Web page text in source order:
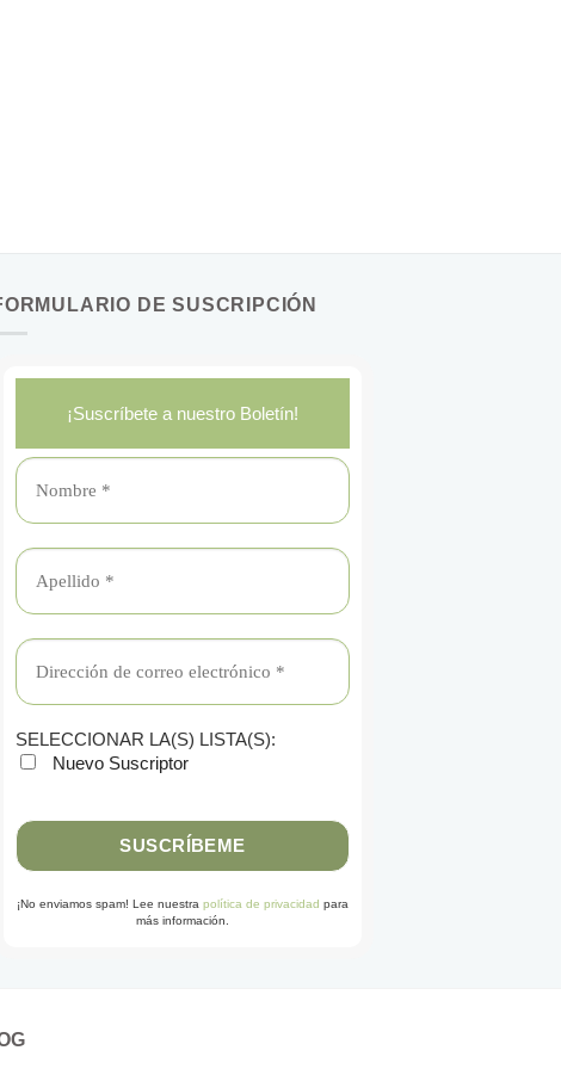
DE SUSCRIPCIÓN
¡Suscríbete a nuestro Boletín!
SELECCIONAR LA(S) LISTA(S):
Nuevo Suscriptor
¡No enviamos spam! Lee nuestra política de privacidad para
más información.